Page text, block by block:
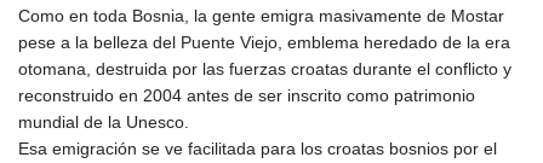
Como en toda Bosnia, la gente emigra masivamente de Mostar
pese a la belleza del Puente Viejo, emblema heredado de la era
otomana, destruida por las fuerzas croatas durante el conflicto y
reconstruido en 2004 antes de ser inscrito como patrimonio
mundial de la Unesco.
Esa emigración se ve facilitada para los croatas bosnios por el